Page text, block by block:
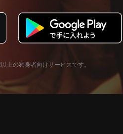
上の独身者向けサービスです。